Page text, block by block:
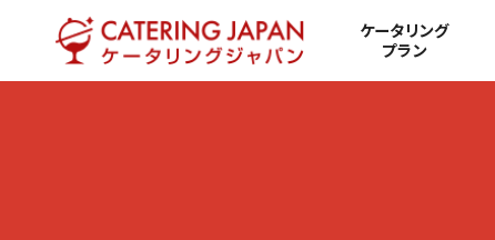
ケータリング
プラン